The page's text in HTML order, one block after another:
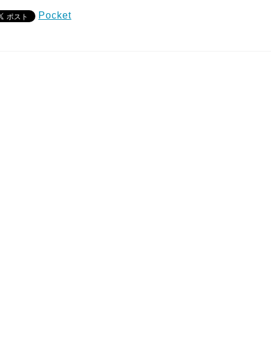
Pocket